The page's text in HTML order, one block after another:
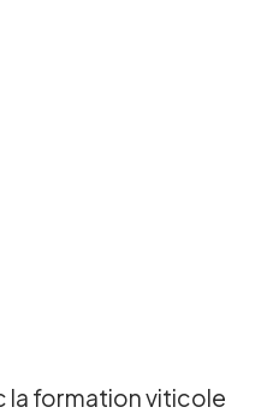
la formation viticole